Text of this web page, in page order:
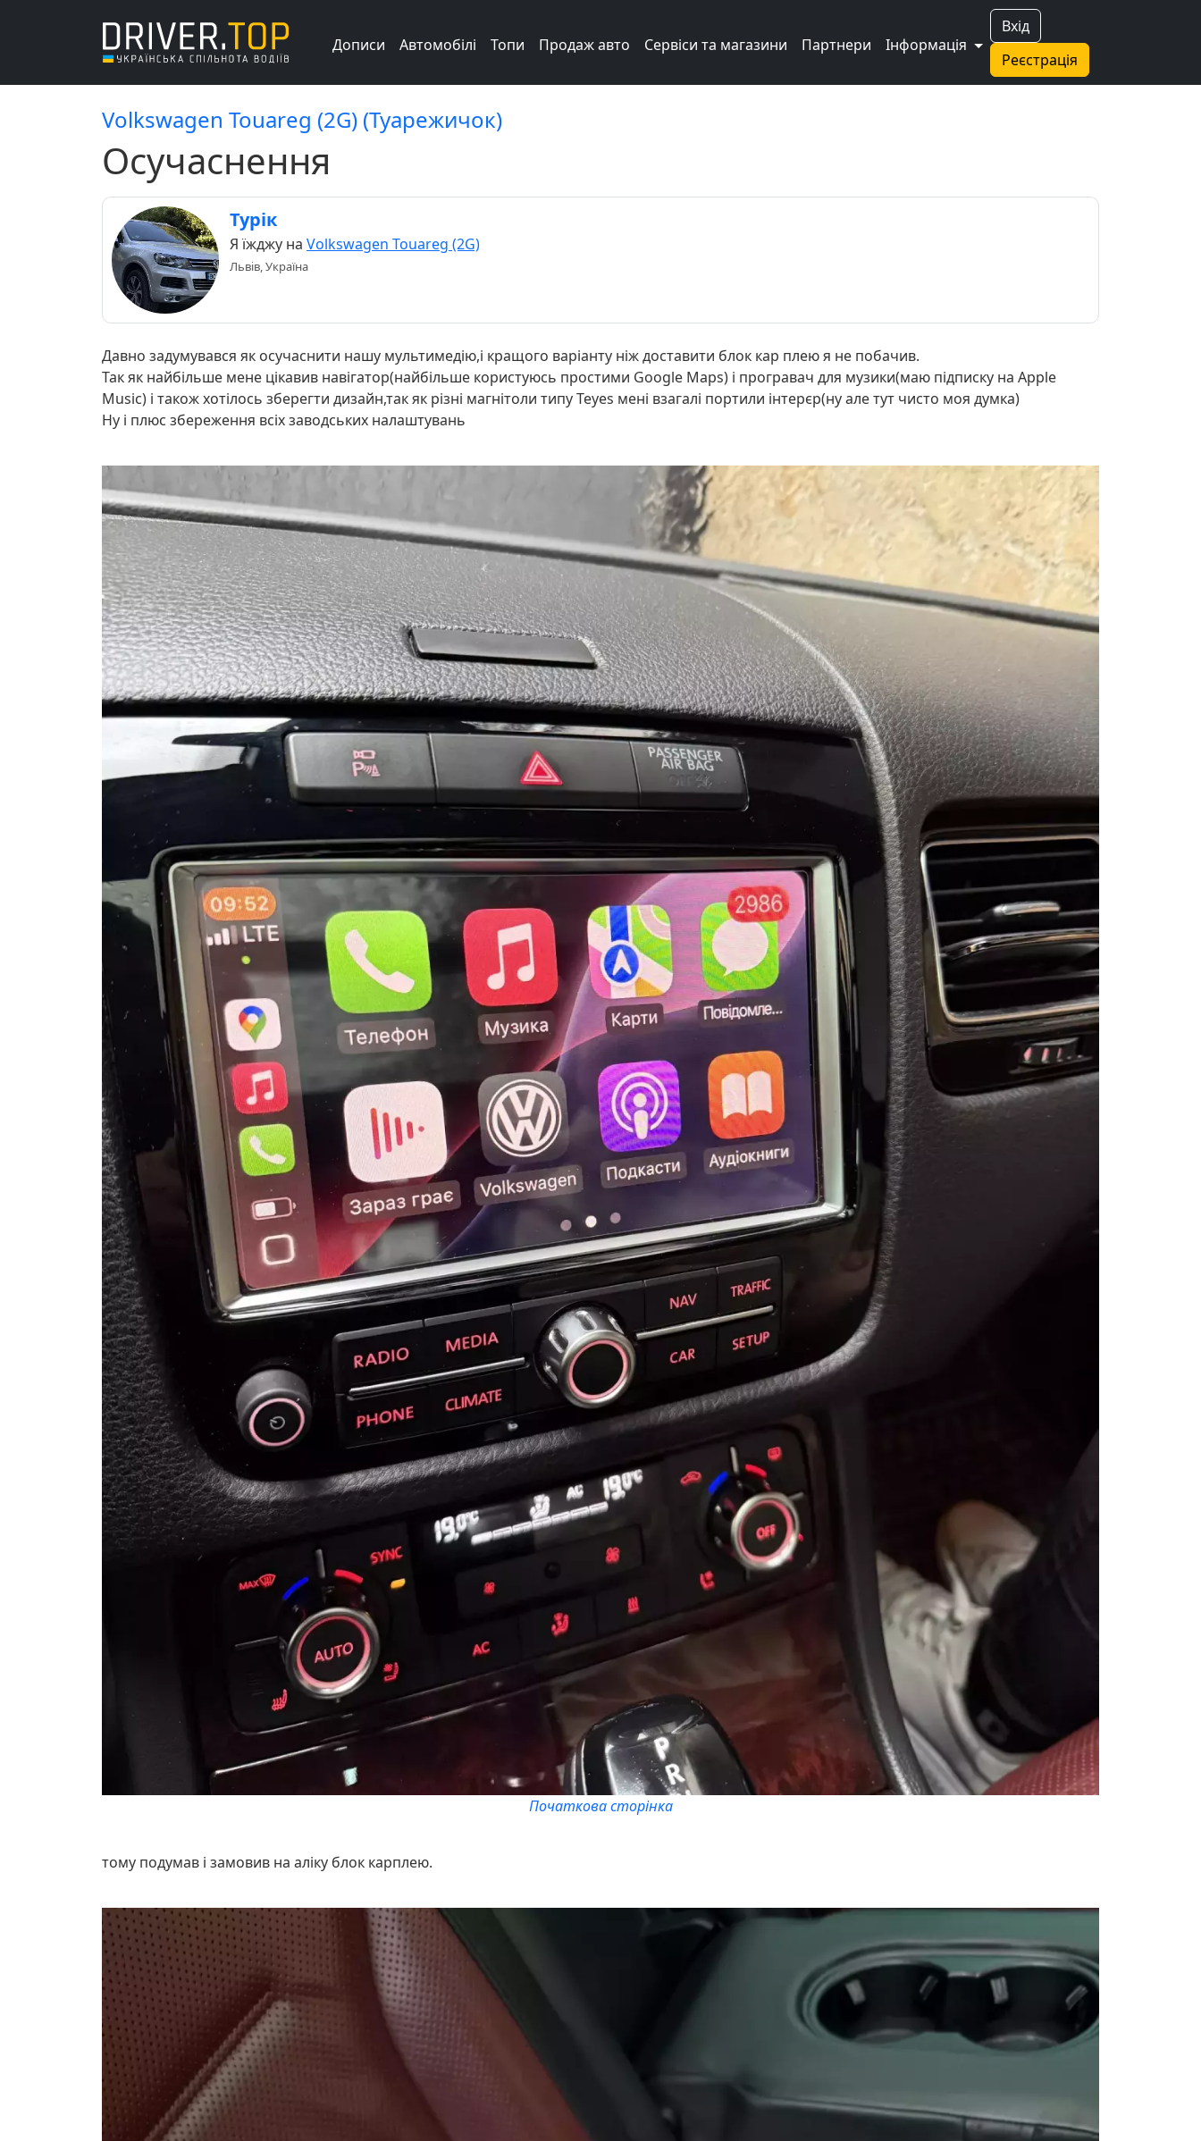
Вхід
Реєстрація
Дописи Автомобілі Топи Продаж авто Сервіси та магазини Партнери Інформація
Volkswagen Touareg (2G) (Туарежичок)
Осучаснення
Турік
Я їжджу на Volkswagen Touareg (2G)
Львів, Україна
Давно задумувався як осучаснити нашу мультимедію,і кращого варіанту ніж доставити блок кар плею я не побачив.
Так як найбільше мене цікавив навігатор(найбільше користуюсь простими Google Maps) і програвач для музики(маю підписку на Apple
Music) і також хотілось зберегти дизайн,так як різні магнітоли типу Teyes мені взагалі портили інтерєр(ну але тут чисто моя думка)
Ну і плюс збереження всіх заводських налаштувань
Початкова сторінка
тому подумав і замовив на аліку блок карплею.